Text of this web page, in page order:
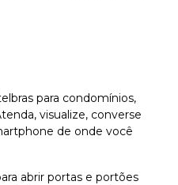
para condomínios,
visualize, converse
de onde você
abrir portas e portões